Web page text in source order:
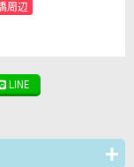
周辺
LINE